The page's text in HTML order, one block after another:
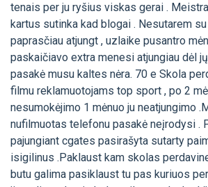
tenais per ju ryšius viskas gerai .
kartus sutinka kad blogai . Nesutarem
paprasčiau atjungt , uzlaike pusantro
paskaičiavo extra menesi atjungiau dėl
pasakė musu kaltes nėra. 70 e Skola
filmu reklamuotojams top sport , po 2
nesumokėjimo 1 mėnuo ju neatjungimo
nufilmuotas telefonu pasakė neįrodysi .
pajungiant cgates pasirašyta sutarty
isigilinus .Paklaust kam skolas
butu galima pasiklaust tu pas kuriuos